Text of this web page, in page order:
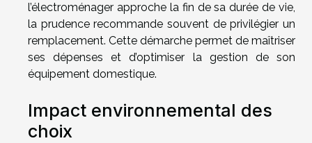
l’électroménager approche la fin de sa durée de vie,
la prudence recommande souvent de privilégier un
remplacement. Cette démarche permet de maîtriser
ses dépenses et d’optimiser la gestion de son
équipement domestique.
Impact environnemental des
choix